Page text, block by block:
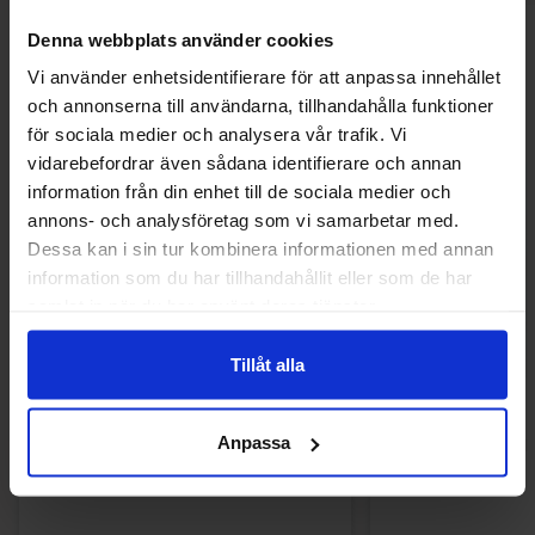
Denna webbplats använder cookies
Vi använder enhetsidentifierare för att anpassa innehållet
och annonserna till användarna, tillhandahålla funktioner
för sociala medier och analysera vår trafik. Vi
vidarebefordrar även sådana identifierare och annan
information från din enhet till de sociala medier och
annons- och analysföretag som vi samarbetar med.
Dessa kan i sin tur kombinera informationen med annan
information som du har tillhandahållit eller som de har
Tillåt alla
Anpassa
Andra gillade
Takis Buckin Ranch 100g x 18st
-10%